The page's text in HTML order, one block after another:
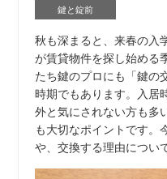
鍵と錠前
秋も深まると、来春の入
が賃貸物件を探し始める
たち鍵のプロにも「鍵の
時期でもあります。入居
外と気にされない方も多
も大切なポイントです。
や、交換する理由につい